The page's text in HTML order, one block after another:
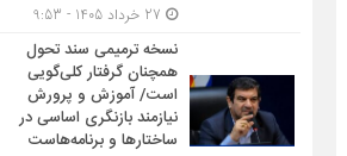
نسخه ترمیمی سند تحول
همچنان گرفتار کلی‌گویی
است/ آموزش و پرورش
نیازمند بازنگری اساسی در
ساختارها و برنامه‌هاست